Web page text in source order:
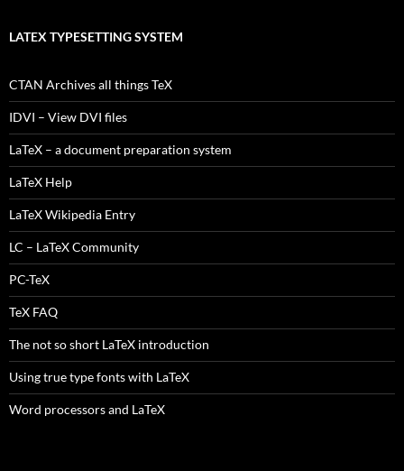
LATEX TYPESETTING SYSTEM
CTAN Archives all things TeX
IDVI – View DVI files
LaTeX – a document preparation system
LaTeX Help
LaTeX Wikipedia Entry
LC – LaTeX Community
PC-TeX
TeX FAQ
The not so short LaTeX introduction
Using true type fonts with LaTeX
Word processors and LaTeX